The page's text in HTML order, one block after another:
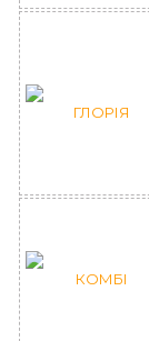
ГЛОРІЯ
КОМБІ